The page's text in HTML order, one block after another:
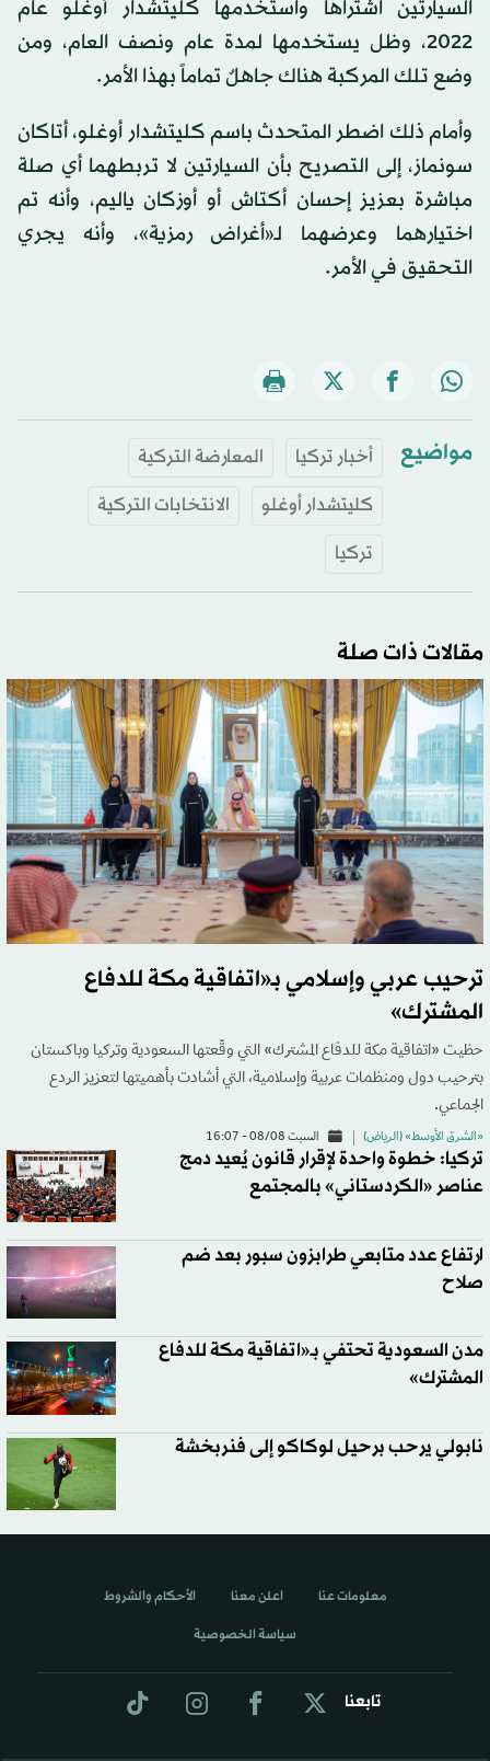
السيارتين اشتراها واستخدمها كليتشدار أوغلو عام
2022، وظل يستخدمها لمدة عام ونصف العام، ومن
وضع تلك المركبة هناك جاهلٌ تماماً بهذا الأمر.
وأمام ذلك اضطر المتحدث باسم كليتشدار أوغلو، أتاكان
سونماز، إلى التصريح بأن السيارتين لا تربطهما أي صلة
مباشرة بعزيز إحسان أكتاش أو أوزكان ياليم، وأنه تم
اختيارهما وعرضهما لـ«أغراض رمزية»، وأنه يجري
التحقيق في الأمر.
مواضيع أخبار تركيا
المعارضة التركية
كليتشدار أوغلو
الانتخابات التركية
تركيا
مقالات ذات صلة
ترحيب عربي وإسلامي بـ«اتفاقية مكة للدفاع
المشترك»
حظيت «اتفاقية مكة للدفاع المشترك» التي وقّعتها السعودية وتركيا وباكستان
بترحيب دول ومنظمات عربية وإسلامية، التي أشادت بأهميتها لتعزيز الردع
الجماعي.
«الشرق الأوسط» (الرياض) السبت 08/08 - 16:07
تركيا: خطوة واحدة لإقرار قانون يُعيد دمج
عناصر «الكردستاني» بالمجتمع
ارتفاع عدد متابعي طرابزون سبور بعد ضم
صلاح
مدن السعودية تحتفي بـ«اتفاقية مكة للدفاع
المشترك»
نابولي يرحب برحيل لوكاكو إلى فنربخشة
تابعنا
معلومات عنا اعلن معنا الأحكام والشروط
سياسة الخصوصية